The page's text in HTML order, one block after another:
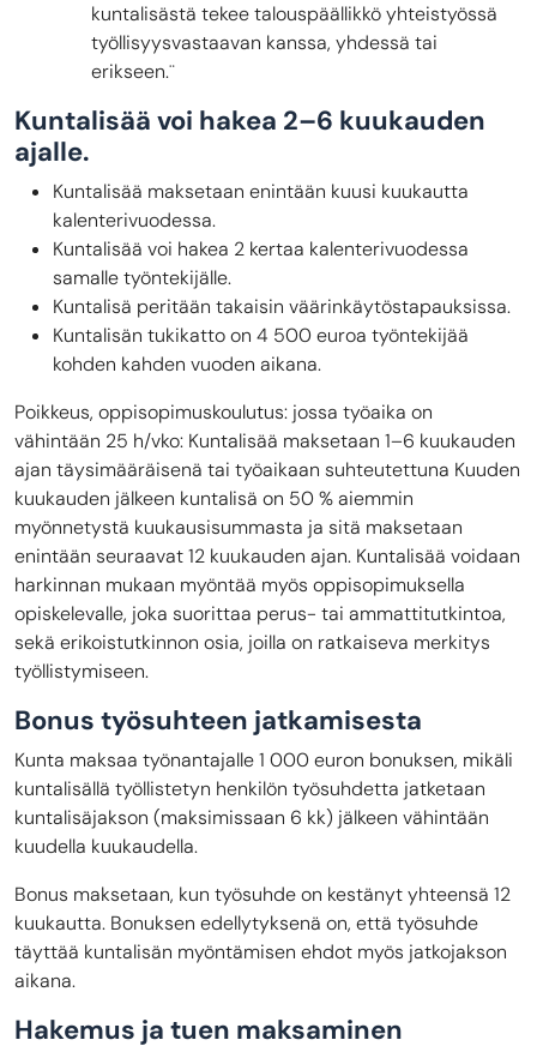
kuntalisästä tekee talouspäällikkö yhteistyössä
työllisyysvastaavan kanssa, yhdessä tai
erikseen.¨
Kuntalisää voi hakea 2–6 kuukauden
ajalle.
Kuntalisää maksetaan enintään kuusi kuukautta
kalenterivuodessa.
Kuntalisää voi hakea 2 kertaa kalenterivuodessa
samalle työntekijälle.
Kuntalisä peritään takaisin väärinkäytöstapauksissa.
Kuntalisän tukikatto on 4 500 euroa työntekijää
kohden kahden vuoden aikana.
Poikkeus, oppisopimuskoulutus: jossa työaika on
vähintään 25 h/vko: Kuntalisää maksetaan 1–6 kuukauden
ajan täysimääräisenä tai työaikaan suhteutettuna Kuuden
kuukauden jälkeen kuntalisä on 50 % aiemmin
myönnetystä kuukausisummasta ja sitä maksetaan
enintään seuraavat 12 kuukauden ajan. Kuntalisää voidaan
harkinnan mukaan myöntää myös oppisopimuksella
opiskelevalle, joka suorittaa perus- tai ammattitutkintoa,
sekä erikoistutkinnon osia, joilla on ratkaiseva merkitys
työllistymiseen.
Bonus työsuhteen jatkamisesta
Kunta maksaa työnantajalle 1 000 euron bonuksen, mikäli
kuntalisällä työllistetyn henkilön työsuhdetta jatketaan
kuntalisäjakson (maksimissaan 6 kk) jälkeen vähintään
kuudella kuukaudella.
Bonus maksetaan, kun työsuhde on kestänyt yhteensä 12
kuukautta. Bonuksen edellytyksenä on, että työsuhde
täyttää kuntalisän myöntämisen ehdot myös jatkojakson
aikana.
Hakemus ja tuen maksaminen